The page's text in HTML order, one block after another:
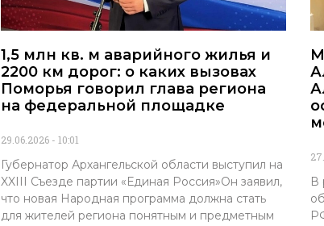
1,5 млн кв. м аварийного жилья и
2200 км дорог: о каких вызовах
Поморья говорил глава региона
на федеральной площадке
29.06.2026 10:01
Губернатор Архангельской области выступил на
XXIII Съезде партии «Единая Россия»Он заявил,
что новая Народная программа должна стать
для жителей региона понятным и предметным
В